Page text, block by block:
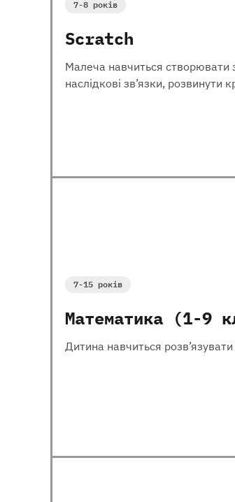
7-8 років
Scratch
Малеча навчиться створювати
наслідкові зв’язки, розвинути
7-15 років
Математика (1-9
Дитина навчиться